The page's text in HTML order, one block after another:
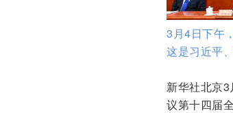
3月4日下午
这是习近平
新华社北京
议第十四届